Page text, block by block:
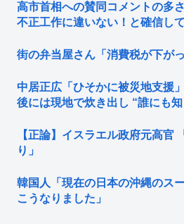
高市首相への賛同コメントの多
不正工作に違いない！と確信
街の弁当屋さん「消費税が下が
中居正広「ひそかに被災地支援
後には現地で炊き出し “誰にも
【正論】イスラエル政府元高官
り」
韓国人「現在の日本の沖縄のス
こうなりました」